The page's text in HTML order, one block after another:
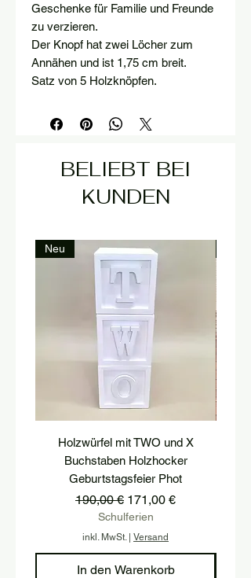
Geschenke für Familie und Freunde
zu verzieren.
Der Knopf hat zwei Löcher zum
Annähen und ist 1,75 cm breit.
Satz von 5 Holzknöpfen.
BELIEBT BEI
KUNDEN
Neu
Holzwürfel mit TWO und X
Buchstaben Holzhocker
Geburtstagsfeier Phot
Standardpreis
190,00 € Sale-Preis
171,00 €
Schulferien
inkl. MwSt. | Versand
In den Warenkorb